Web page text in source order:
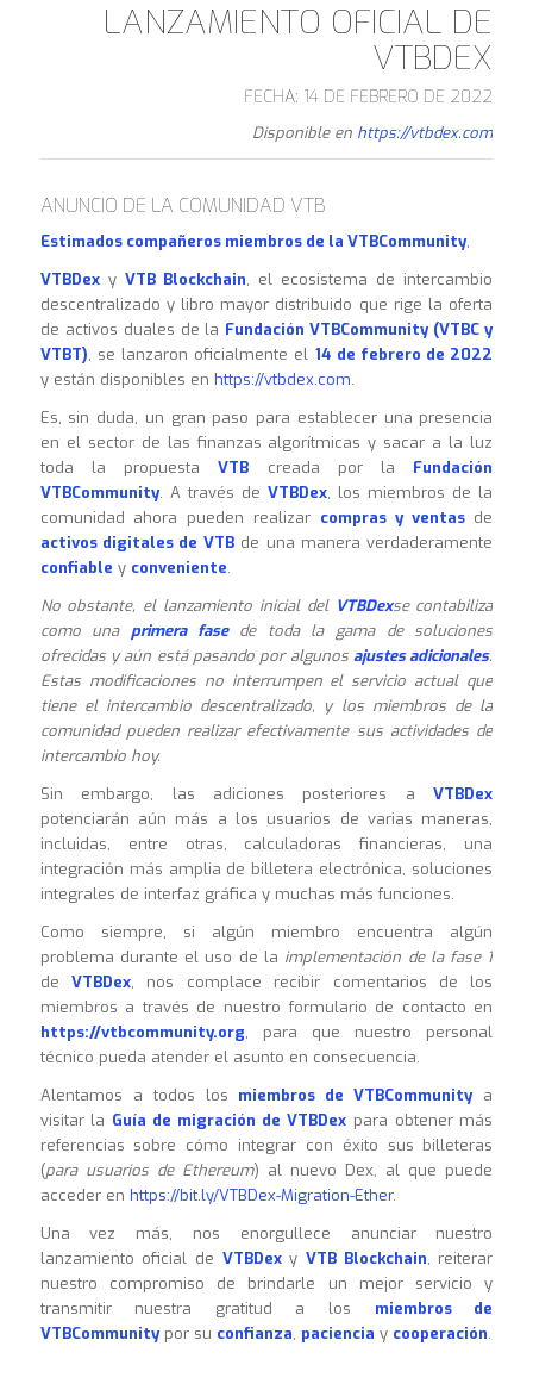
LANZAMIENTO OFICIAL DE
VTBDEX
FECHA: 14 DE FEBRERO DE 2022
Disponible en https://vtbdex.com
ANUNCIO DE LA COMUNIDAD VTB
Estimados compañeros miembros de la VTBCommunity,
VTBDexy VTB Blockchain, el ecosistema de intercambio
descentralizado y libro mayor distribuido que rige la oferta
de activos duales de la Fundación VTBCommunity (VTBC y
VTBT), se lanzaron oficialmente el 14 de febrero de 2022
y están disponibles en https://vtbdex.com.
Es, sin duda, un gran paso para establecer una presencia
en el sector de las finanzas algorítmicas y sacar a la luz
toda la propuestaVTB creada por la Fundación
VTBCommunity. A través de VTBDex, los miembros de la
comunidad ahora pueden realizar compras y ventasde
activos digitales de VTBde una manera verdaderamente
confiable y conveniente.
No obstante, el lanzamiento inicial del VTBDexse contabiliza
como una primera fasede toda la gama de soluciones
ofrecidas y aún está pasando por algunosajustes adicionales.
Estas modificaciones no interrumpen el servicio actual que
tiene el intercambio descentralizado, y los miembros de la
comunidad pueden realizar efectivamente sus actividades de
intercambio hoy.
Sin embargo, las adiciones posteriores aVTBDex
potenciarán aún más a los usuarios de varias maneras,
incluidas, entre otras, calculadoras financieras, una
integración más amplia de billetera electrónica, soluciones
integrales de interfaz gráfica y muchas más funciones.
Como siempre, si algún miembro encuentra algún
problema durante el uso de la implementación de la fase 1
de VTBDex, nos complace recibir comentarios de los
miembros a través de nuestro formulario de contacto en
https://vtbcommunity.org, para que nuestro personal
técnico pueda atender el asunto en consecuencia.
Alentamos a todos los miembros de VTBCommunitya
visitar la Guía de migración de VTBDexpara obtener más
referencias sobre cómo integrar con éxito sus billeteras
(para usuarios de Ethereum) al nuevo Dex, al que puede
acceder en https://bit.ly/VTBDex-Migration-Ether.
Una vez más, nos enorgullece anunciar nuestro
lanzamiento oficial de VTBDexyVTB Blockchain, reiterar
nuestro compromiso de brindarle un mejor servicio y
transmitir nuestra gratitud a los miembros de
VTBCommunitypor su confianza, paciencia y cooperación.